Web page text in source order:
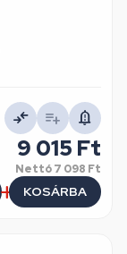
9 015 Ft
Nettó7 098 Ft
KOSÁRBA